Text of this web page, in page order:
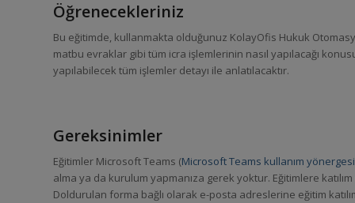
Öğrenecekleriniz
Bu eğitimde, kullanmakta olduğunuz KolayOfis Hukuk
matbu evraklar gibi tüm icra işlemlerinin nasıl yapılacağı
yapılabilecek tüm işlemler detayı ile anlatılacaktır.
Gereksinimler
Eğitimler Microsoft Teams (Microsoft Teams kullanım yönergesi
alma ya da kurulum yapmanıza gerek yoktur. Eğitimlere
Doldurulan forma bağlı olarak e-posta adreslerine eğitim